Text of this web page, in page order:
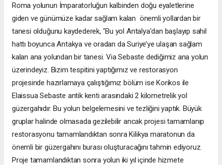
Roma yolunun İmparatorluğun kalbinden doğu eyaletlerine
giden ve günümüze kadar sağlam kalan önemli yollardan bir
tanesi olduğunu kaydederek, ‘’Bu yol Antalya’dan başlayıp sahil
hattı boyunca Antakya ve oradan da Suriye’ye ulaşan sağlam
kalan ana yolundan bir tanesi. Via Sebaste dediğimiz ana yolun
üzerindeyiz. Bizim tespitini yaptığımız ve restorasyon
projesinde hazırlamaya çalıştığımız bölüm ise Korikos ile
Elaissua Sebaste antik kenti arasındaki 2 kilometrelik yol
güzergahıdır. Bu yolun belgelemesini ve tezliğini yaptık. Büyük
gruplar halinde olmasada gezilebilir ancak projesi tamamlanıp
restorasyonu tamamlandıktan sonra Kilikya maratonun da
önemli bir güzergahını burası oluşturacağını tahmin ediyoruz.
Proje tamamlandıktan sonra yolun iki yıl içinde hizmete